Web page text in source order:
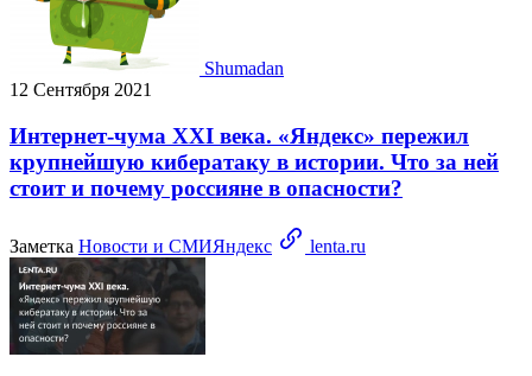
Shumadan
12 Сентября 2021
Интернет-чума XXI века. «Яндекс» пережил
крупнейшую кибератаку в истории. Что за ней
стоит и почему россияне в опасности?
Заметка Новости и СМИЯндекс lenta.ru